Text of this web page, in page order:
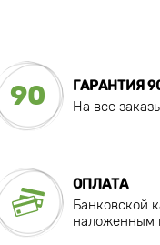
90
ГАРАНТИЯ
На все
ОПЛАТА
Банковской
наложенным